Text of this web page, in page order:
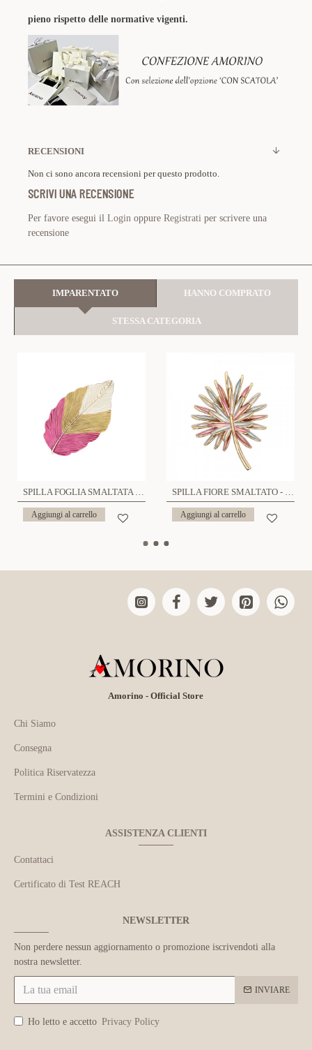
pieno rispetto delle normative vigenti.
RECENSIONI
Non ci sono ancora recensioni per questo prodotto.
SCRIVI UNA RECENSIONE
Per favore esegui il Login oppure Registrati per scrivere una
recensione
IMPARENTATO HANNO COMPRATO
STESSA CATEGORIA
SPILLA FOGLIA SMALTATA - SW23768E170
Aggiungi al carrello
SPILLA FIORE SMALTATO - SW2372E904
Aggiungi al carrello
Amorino - Official Store
Chi Siamo
Consegna
Politica Riservatezza
Termini e Condizioni
ASSISTENZA CLIENTI
Contattaci
Certificato di Test REACH
NEWSLETTER
Non perdere nessun aggiornamento o promozione iscrivendoti alla
nostra newsletter.
INVIARE
Ho letto e accetto Privacy Policy